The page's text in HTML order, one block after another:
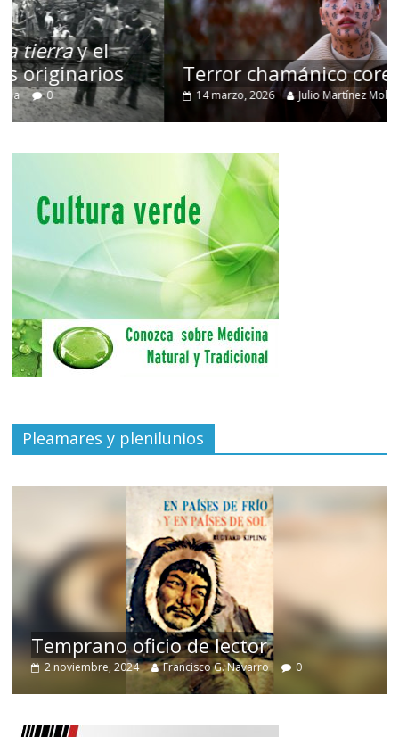
Terror chamánico coreano
14 marzo, 2026 Julio Martínez Molina 0
Pleamares y plenilunios
Temprano oficio de lector
2 noviembre, 2024 Francisco G. Navarro 0